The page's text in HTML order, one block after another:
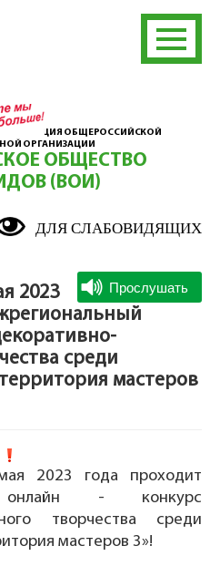
ОБЩЕРОССИЙСКОЙ
ОРГАНИЗАЦИИ
ОБЩЕСТВО
(ВОИ)
ДЛЯ СЛАБОВИДЯЩИХ
2023
среди
мастеров
2023 года проходит
онлайн - конкурс
творчества среди
мастеров 3»!